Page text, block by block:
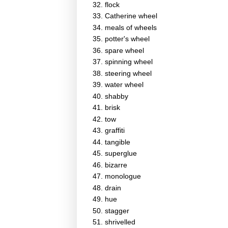
flock
Catherine wheel
meals of wheels
potter's wheel
spare wheel
spinning wheel
steering wheel
water wheel
shabby
brisk
tow
graffiti
tangible
superglue
bizarre
monologue
drain
hue
stagger
shrivelled